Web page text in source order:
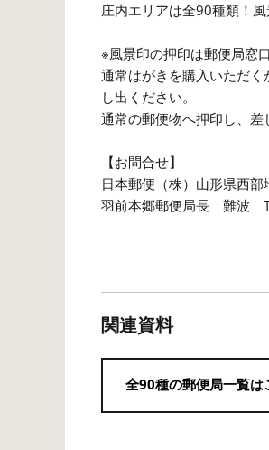
庄内エリアは全90種類！
※風景印の押印は郵便局窓
通常はがきを購入いただ
し出ください。
通常の郵便物へ押印し、差
【お問合せ】
日本郵便（株）山形県西部
羽前本郷郵便局長 難波
関連資料
全90種の郵便局一覧は